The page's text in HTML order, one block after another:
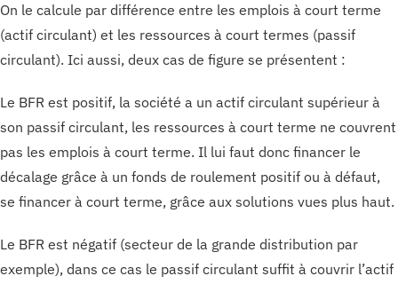
On le calcule par différence entre les emplois à court terme
(actif circulant) et les ressources à court termes (passif
circulant). Ici aussi, deux cas de figure se présentent :
Le BFR est positif, la société a un actif circulant supérieur à
son passif circulant, les ressources à court terme ne couvrent
pas les emplois à court terme. Il lui faut donc financer le
décalage grâce à un fonds de roulement positif ou à défaut,
se financer à court terme, grâce aux solutions vues plus haut.
Le BFR est négatif (secteur de la grande distribution par
exemple), dans ce cas le passif circulant suffit à couvrir l’actif